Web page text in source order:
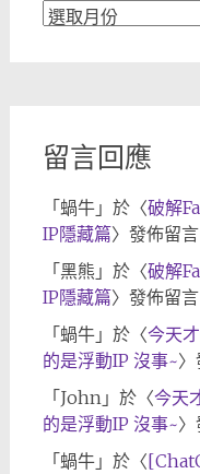
文
留言回應
「 蝸牛」於〈破解
IP隱藏篇〉發佈留言
「 黑熊 」於〈破解
IP隱藏篇〉發佈留言
「 蝸牛」於〈今天
的是浮動IP 沒事~
「 John」於〈今天
的是浮動IP 沒事~
「 蝸牛」於〈